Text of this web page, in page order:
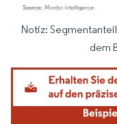
Bild © Mordor Intelligence.
Notiz:
dem